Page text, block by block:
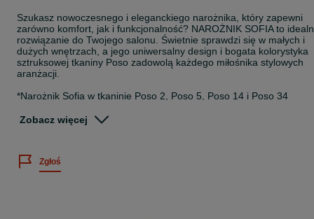
Szukasz nowoczesnego i eleganckiego narożnika, który zapewni
zarówno komfort, jak i funkcjonalność? NAROŻNIK SOFIA to
rozwiązanie do Twojego salonu. Świetnie sprawdzi się w małych i
dużych wnętrzach, a jego uniwersalny design i bogata kolorystyka
sztruksowej tkaniny Poso zadowolą każdego miłośnika stylowych
aranżacji.
*Narożnik Sofia w tkaninie Poso 2, Poso 5, Poso 14 i Poso 34
Narożnik Sofia występuje w 12 kolorach z tkaniny Poso (sztruks):
Zobacz więcej
Zgłoś